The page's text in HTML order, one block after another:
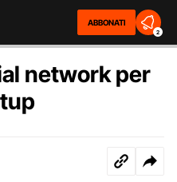
ABBONATI
2
network per